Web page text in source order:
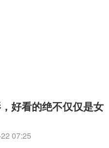
好看的绝不仅仅是女
07:25